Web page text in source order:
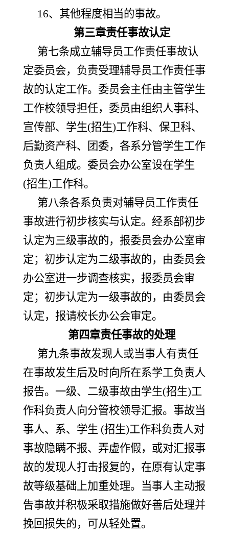
16、其他程度相当的事故。
第三章责任事故认定
第七条成立辅导员工作责任事故认
定委员会，负责受理辅导员工作责任事
故的认定工作。委员会主任由主管学生
工作校领导担任，委员由组织人事科、
宣传部、学生(招生)工作科、保卫科、
后勤资产科、团委，各系分管学生工作
负责人组成。委员会办公室设在学生
(招生)工作科。
第八条各系负责对辅导员工作责任
事故进行初步核实与认定。经系部初步
认定为三级事故的，报委员会办公室审
定；初步认定为二级事故的，由委员会
办公室进一步调查核实，报委员会审
定；初步认定为一级事故的，由委员会
认定，报请校长办公会审定。
第四章责任事故的处理
第九条事故发现人或当事人有责任
在事故发生后及时向所在系学工负责人
报告。一级、二级事故由学生(招生)工
作科负责人向分管校领导汇报。事故当
事人、系、学生 (招生)工作科负责人对
事故隐瞒不报、弄虚作假，或对汇报事
故的发现人打击报复的，在原有认定事
故等级基础上加重处理。当事人主动报
告事故并积极采取措施做好善后处理并
挽回损失的，可从轻处置。